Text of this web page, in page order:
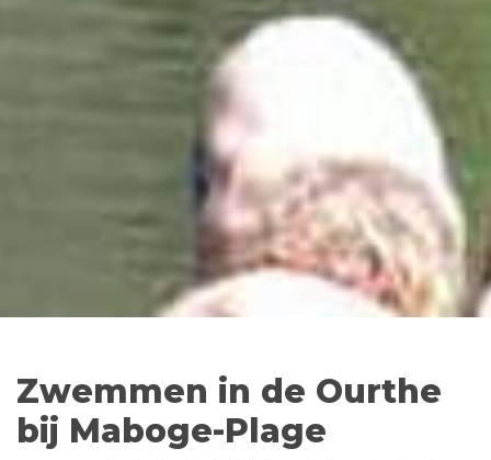
Zwemmen in de Ourthe
bij Maboge-Plage